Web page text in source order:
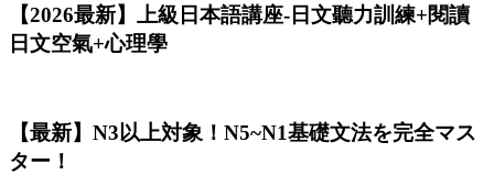
【2026最新】上級日本語講座-日文聽力訓練+閱讀
日文空氣+心理學
【最新】N3以上対象！N5~N1基礎文法を完全マス
ター！